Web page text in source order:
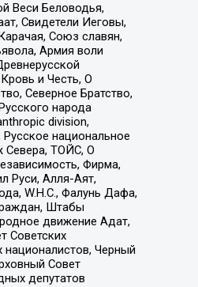
Веси Беловодья,
Свидетели Иеговы,
Союз славян,
Армия воли
и Честь, О
Северное Братство,
народа
division,
национальное
Севера, ТОЙС, О
Фирма,
Руси, Алля-Аят,
W.H.С., Фалунь Дафа,
Штабы
движение Адат,
Советских
Черный
Совет
депутатов